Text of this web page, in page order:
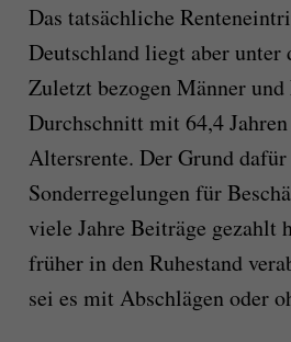
Das tatsächliche
Deutschland liegt aber unter
Zuletzt bezogen Männer
Durchschnitt mit 64,4
Altersrente. Der Grund dafür
Sonderregelungen für
viele Jahre Beiträge gezahlt
früher in den Ruhestand
sei es mit Abschlägen oder